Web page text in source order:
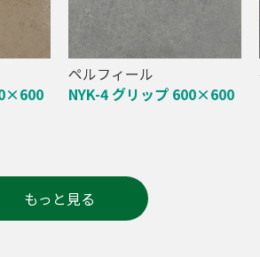
ペルフィール
NYK-4 グリップ 600×600
もっと見る